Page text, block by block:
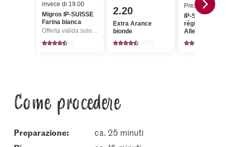
invece di 19.00
Migros IP-SUISSE
Farina bianca
Offerta valida solo dal 6.8 al 12.8.2026, fino a esaurimento dello stock.
2.20
Extra Arance
bionde
Prezzo del
IP-SUISSE De
région Uova
Allevamento
all'aperto
Come procedere
Preparazione:
ca. 25 minuti